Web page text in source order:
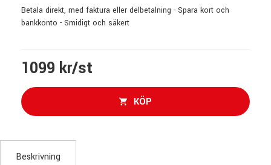
Betala direkt, med faktura eller delbetalning - Spara kort och
bankkonto - Smidigt och säkert
1099 kr/st
KÖP
Beskrivning